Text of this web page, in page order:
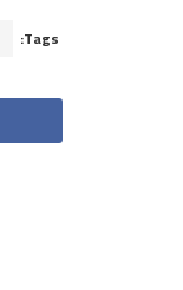
Tags: